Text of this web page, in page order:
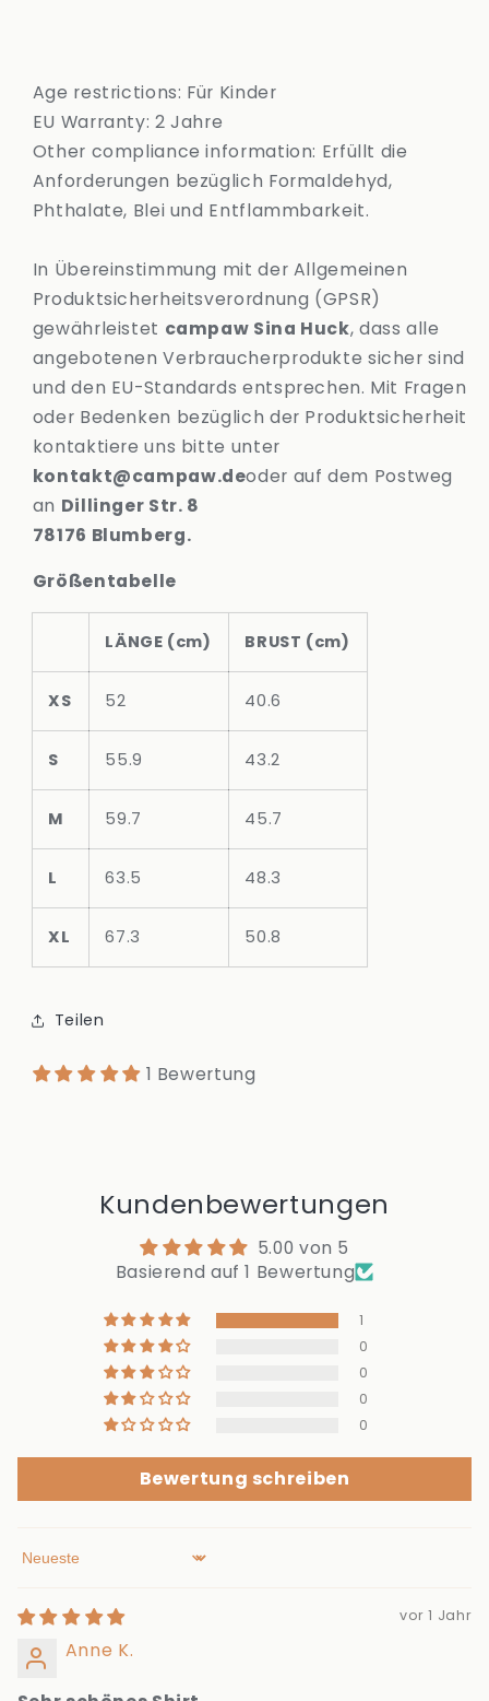
Age restrictions: Für Kinder
EU Warranty: 2 Jahre
Other compliance information: Erfüllt die
Anforderungen bezüglich Formaldehyd,
Phthalate, Blei und Entflammbarkeit.
In Übereinstimmung mit der Allgemeinen
Produktsicherheitsverordnung (GPSR)
gewährleistet campaw Sina Huck, dass alle
angebotenen Verbraucherprodukte sicher sind
und den EU-Standards entsprechen. Mit Fragen
oder Bedenken bezüglich der Produktsicherheit
kontaktiere uns bitte unter
kontakt@campaw.deoder auf dem Postweg
an Dillinger Str. 8
78176 Blumberg.
Größentabelle
LÄNGE (cm) BRUST (cm)
XS 52 40.6
S 55.9 43.2
M 59.7 45.7
L 63.5 48.3
XL 67.3 50.8
Teilen
1 Bewertung
Kundenbewertungen
5.00 von 5
Basierend auf 1 Bewertung
1
0
0
0
0
Bewertung schreiben
Sort by
vor 1 Jahr
Anne K.